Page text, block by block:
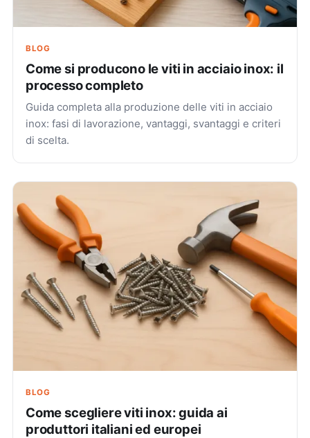
BLOG
Come si producono le viti in acciaio inox: il
processo completo
Guida completa alla produzione delle viti in acciaio
inox: fasi di lavorazione, vantaggi, svantaggi e criteri
di scelta.
BLOG
Come scegliere viti inox: guida ai
produttori italiani ed europei